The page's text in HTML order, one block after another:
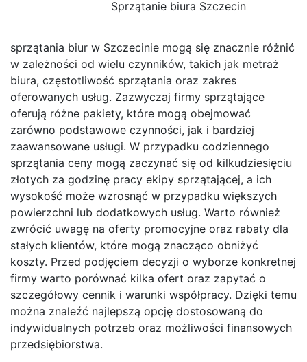
Sprzątanie biura Szczecin
sprzątania biur w Szczecinie mogą się znacznie różnić
w zależności od wielu czynników, takich jak metraż
biura, częstotliwość sprzątania oraz zakres
oferowanych usług. Zazwyczaj firmy sprzątające
oferują różne pakiety, które mogą obejmować
zarówno podstawowe czynności, jak i bardziej
zaawansowane usługi. W przypadku codziennego
sprzątania ceny mogą zaczynać się od kilkudziesięciu
złotych za godzinę pracy ekipy sprzątającej, a ich
wysokość może wzrosnąć w przypadku większych
powierzchni lub dodatkowych usług. Warto również
zwrócić uwagę na oferty promocyjne oraz rabaty dla
stałych klientów, które mogą znacząco obniżyć
koszty. Przed podjęciem decyzji o wyborze konkretnej
firmy warto porównać kilka ofert oraz zapytać o
szczegółowy cennik i warunki współpracy. Dzięki temu
można znaleźć najlepszą opcję dostosowaną do
indywidualnych potrzeb oraz możliwości finansowych
przedsiębiorstwa.